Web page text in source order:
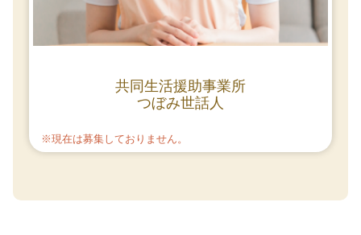
共同生活援助事業所
つぼみ世話人
※現在は募集しておりません。